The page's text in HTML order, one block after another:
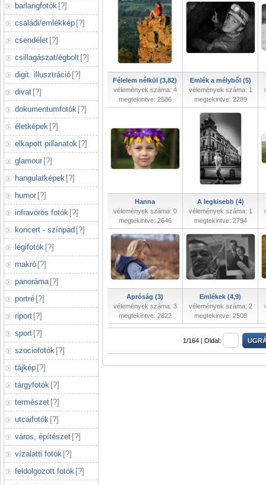
barlangfotók [?]
családi/emlékkép [?]
csendélet [?]
csillagászat/égbolt [?]
digit. illusztráció [?]
divat [?]
dokumentumfotók [?]
életképek [?]
elkapott pillanatok [?]
glamour [?]
hangulatképek [?]
humor [?]
infravörös fotók [?]
koncert - színpad [?]
légifotók [?]
makró [?]
panoráma [?]
portré [?]
riport [?]
sport [?]
szociofotók [?]
tájkép [?]
tárgyfotók [?]
természet [?]
utcaifotók [?]
város, építészet [?]
vízalatti fotók [?]
feldolgozott fotók [?]
Félelem nélkül (3,82)
vélemények száma: 4
megtekintve: 2586
Emlék a mélyből (5)
vélemények száma: 1
megtekintve: 2289
Hanna
vélemények száma: 0
megtekintve: 2646
A legkisebb (4)
vélemények száma: 1
megtekintve: 2794
Apróság (3)
vélemények száma: 3
megtekintve: 2822
Emlékek (4,9)
vélemények száma: 2
megtekintve: 2508
1/164 | Oldal: